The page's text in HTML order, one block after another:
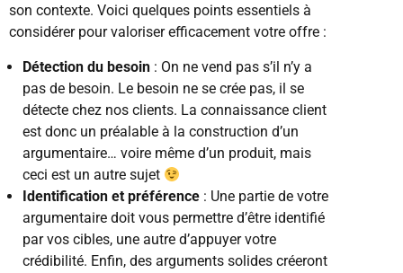
son contexte. Voici quelques points essentiels à
considérer pour valoriser efficacement votre offre :
Détection du besoin : On ne vend pas s’il n’y a
pas de besoin. Le besoin ne se crée pas, il se
détecte chez nos clients. La connaissance client
est donc un préalable à la construction d’un
argumentaire… voire même d’un produit, mais
ceci est un autre sujet
Identification et préférence : Une partie de votre
argumentaire doit vous permettre d’être identifié
par vos cibles, une autre d’appuyer votre
crédibilité. Enfin, des arguments solides créeront